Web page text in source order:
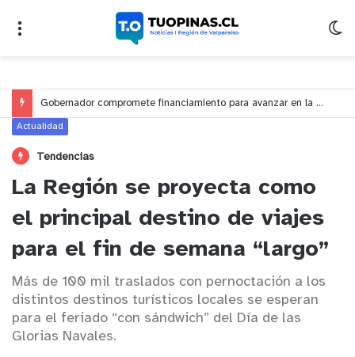
Gobernador compromete financiamiento para avanzar en la construcción del Puente Colón de Limache
Actualidad
Tendencias
La Región se proyecta como
el principal destino de viajes
para el fin de semana “largo”
Más de 100 mil traslados con pernoctación a los
distintos destinos turísticos locales se esperan
para el feriado “con sándwich” del Día de las
Glorias Navales.